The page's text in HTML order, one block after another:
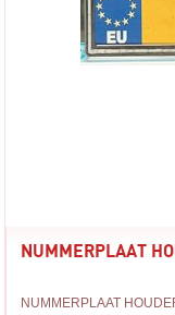
NUMMERPLAAT
NUMMERPLAAT